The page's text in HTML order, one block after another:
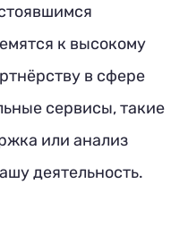
к высокому
в сфере
сервисы, такие
или анализ
деятельность.